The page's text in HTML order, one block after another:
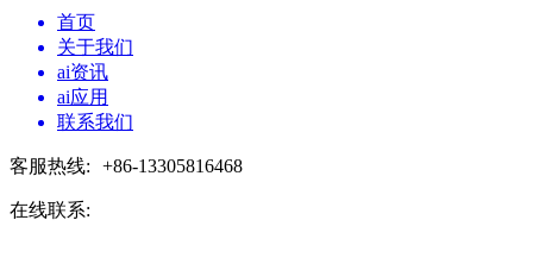
首页
关于我们
ai资讯
ai应用
联系我们
客服热线: +86-13305816468
在线联系: